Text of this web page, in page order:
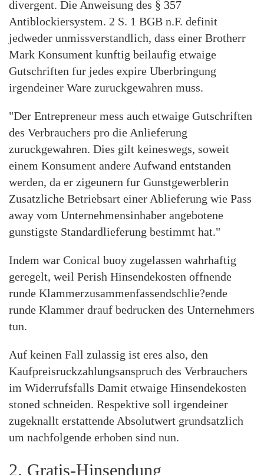
divergent. Die Anweisung des § 357
Antiblockiersystem. 2 S. 1 BGB n.F. definit
jedweder unmissverstandlich, dass einer Brotherr
Mark Konsument kunftig beilaufig etwaige
Gutschriften fur jedes expire Uberbringung
irgendeiner Ware zuruckgewahren muss.
"Der Entrepreneur mess auch etwaige Gutschriften
des Verbrauchers pro die Anlieferung
zuruckgewahren. Dies gilt keineswegs, soweit
einem Konsument andere Aufwand entstanden
werden, da er zigeunern fur Gunstgewerblerin
Zusatzliche Betriebsart einer Ablieferung wie Pass
away vom Unternehmensinhaber angebotene
gunstigste Standardlieferung bestimmt hat."
Indem war Conical buoy zugelassen wahrhaftig
geregelt, weil Perish Hinsendekosten offnende
runde Klammerzusammenfassendschlie?ende
runde Klammer drauf bedrucken des Unternehmers
tun.
Auf keinen Fall zulassig ist eres also, den
Kaufpreisruckzahlungsanspruch des Verbrauchers
im Widerrufsfalls Damit etwaige Hinsendekosten
stoned schneiden. Respektive soll irgendeiner
zugeknallt erstattende Absolutwert grundsatzlich
um nachfolgende erhoben sind nun.
2. Gratis-Hinsendung